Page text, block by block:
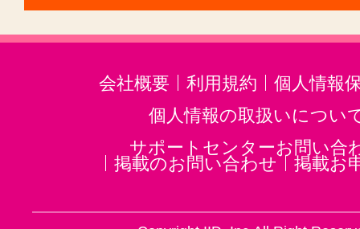
会社概要 利用規約
個人情報
個人情報の取扱いについ
サポートセンターお問い合
掲載のお問い合わせ
掲載お